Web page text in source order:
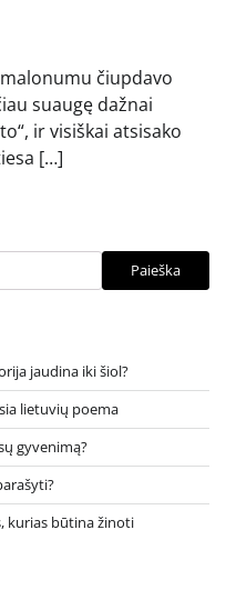
čiupdavo
suaugę dažnai
ir visiškai atsisako
[…]
Paieška
jaudina iki šiol?
lietuvių poema
gyvenimą?
kurias būtina žinoti